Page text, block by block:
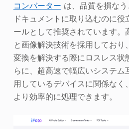
コンバーター は、品質を損な
ドキュメントに取り込むのに役
ールとして推奨されています。
と画像解決技術を採用してお
変換を解決する際にロスレス状
らに、超高速で幅広いシステム
用しているデバイスに関係なく
より効率的に処理できます。